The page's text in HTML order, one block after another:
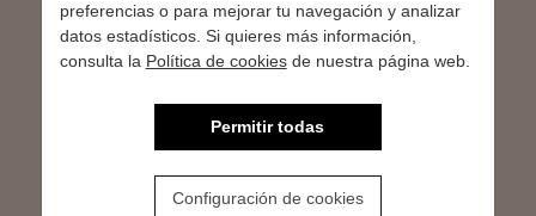
preferencias o para mejorar tu navegación y analizar
datos estadísticos. Si quieres más información,
consulta la Política de cookiesde nuestra página web.
Permitir todas
Configuración de cookies
Especialistas en
productos de peluquería
fabricación de tintes para el cabello. Nuestra